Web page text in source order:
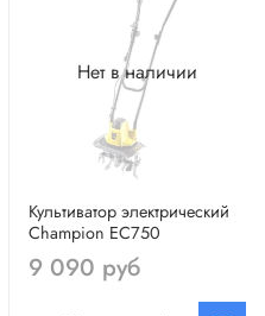
Нет в наличии
Культиватор электрический
Champion EC750
9 090 руб